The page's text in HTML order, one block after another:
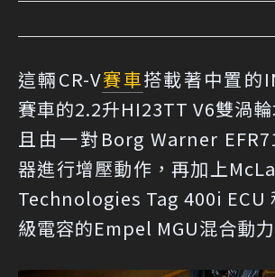
這輛CR-V賽車搭載著中置的
賽車的2.2升HI23TT V6雙渦
且由一對Borg Warner
器進行增壓動作，再加上
Technologies Tag 400i ECU
級電容的Empel MGU混合動力